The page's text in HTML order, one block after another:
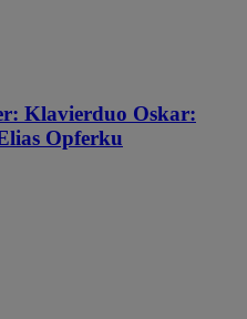
Klavierduo Oskar:
Opferku